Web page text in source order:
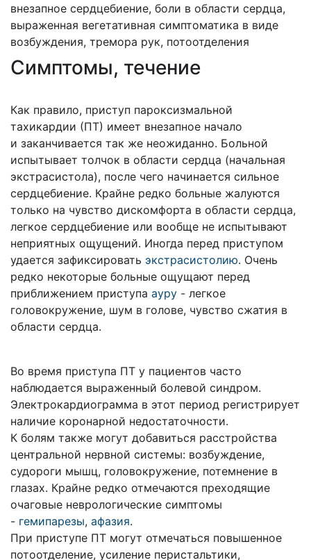
внезапное сердцебиение, боли в области сердца,
выраженная вегетативная симптоматика в виде
возбуждения, тремора рук, потоотделения
Cимптомы, течение
Как правило, приступ пароксизмальной
тахикардии (ПТ) имеет внезапное начало
и заканчивается так же неожиданно. Больной
испытывает толчок в области сердца (начальная
экстрасистола), после чего начинается сильное
сердцебиение. Крайне редко больные жалуются
только на чувство дискомфорта в области сердца,
легкое сердцебиение или вообще не испытывают
неприятных ощущений. Иногда перед приступом
удается зафиксировать экстрасистолию. Очень
редко некоторые больные ощущают перед
приближением приступа ауру - легкое
головокружение, шум в голове, чувство сжатия в
области сердца.
Во время приступа ПТ у пациентов часто
наблюдается выраженный болевой синдром.
Электрокардиограмма в этот период регистрирует
наличие коронарной недостаточности.
К болям также могут добавиться расстройства
центральной нервной системы: возбуждение,
судороги мышц, головокружение, потемнение в
глазах. Крайне редко отмечаются преходящие
очаговые неврологические симптомы
- гемипарезы, афазия.
При приступе ПТ могут отмечаться повышенное
потоотделение, усиление перистальтики,